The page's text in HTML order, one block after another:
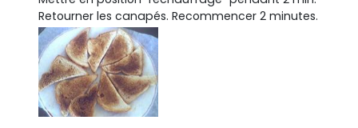
Retourner les canapés. Recommencer 2 minutes.